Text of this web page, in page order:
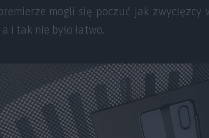
mogli się poczuć jak zwycięzcy
i tak nie było łatwo.